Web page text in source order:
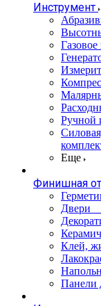
Инструмент
Ручной
Еще
Финишная
Двери
Клей,
Панели